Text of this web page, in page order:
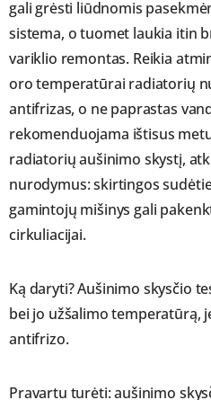
gali grėsti liūdnomis
sistema, o tuomet laukia itin
variklio remontas. Reikia
oro temperatūrai radiatorių
antifrizas, o ne paprastas
rekomenduojama ištisus
radiatorių aušinimo skystį,
nurodymus: skirtingos
gamintojų mišinys gali
cirkuliacijai.
Ką daryti? Aušinimo skysčio
bei jo užšalimo temperatūrą,
antifrizo.
Pravartu turėti: aušinimo